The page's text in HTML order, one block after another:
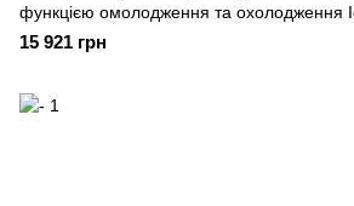
функцією омолодження та охолодження
15 921 грн